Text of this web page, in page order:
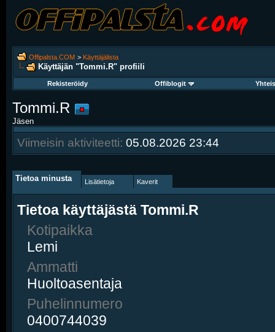
Offipalsta.COM > Käyttäjälista
Käyttäjän "Tommi.R" profiili
Rekisteröidy Offiblogit
Tommi.R
Jäsen
Viimeisin aktiviteetti: 05.08.2026 23:44
Tietoa minusta Lisätietoja Kaverit
Tietoa käyttäjästä Tommi.R
Kotipaikka
Lemi
Ammatti
Huoltoasentaja
Puhelinnumero
0400744039